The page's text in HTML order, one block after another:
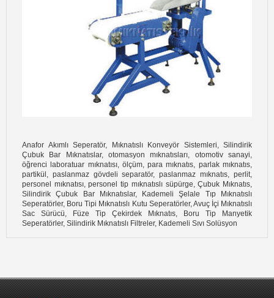
Anafor Akımlı Seperatör, Mıknatıslı Konveyör Sistemleri, Silindirik
Çubuk Bar Mıknatıslar, otomasyon mıknatısları, otomotiv sanayi,
öğrenci laboratuar mıknatısı, ölçüm, para mıknatıs, parlak mıknatıs,
partikül, paslanmaz gövdeli separatör, paslanmaz mıknatıs, perlit,
personel mıknatısı, personel tip mıknatıslı süpürge, Çubuk Mıknatıs,
Silindirik Çubuk Bar Mıknatıslar, Kademeli Şelale Tıp Mıknatıslı
Seperatörler, Boru Tipi Mıknatıslı Kutu Seperatörler, Avuç İçi Mıknatıslı
Sac Sürücü, Füze Tip Çekirdek Mıknatıs, Boru Tip Manyetik
Seperatörler, Silindirik Mıknatıslı Filtreler, Kademeli Sıvı Solüsyon